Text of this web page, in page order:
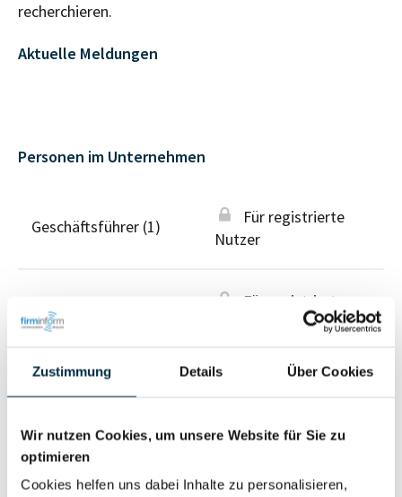
Zustimmung Details Über Cookies
Wir nutzen Cookies, um unsere Website für Sie zu
optimieren
Cookies helfen uns dabei Inhalte zu personalisieren,
recherchieren.
Aktuelle Meldungen
Personen im Unternehmen
Geschäftsführer (1)
Für registrierte
Nutzer
Prokurist (1)
Für registrierte
Wirtschaftlich
anfragen